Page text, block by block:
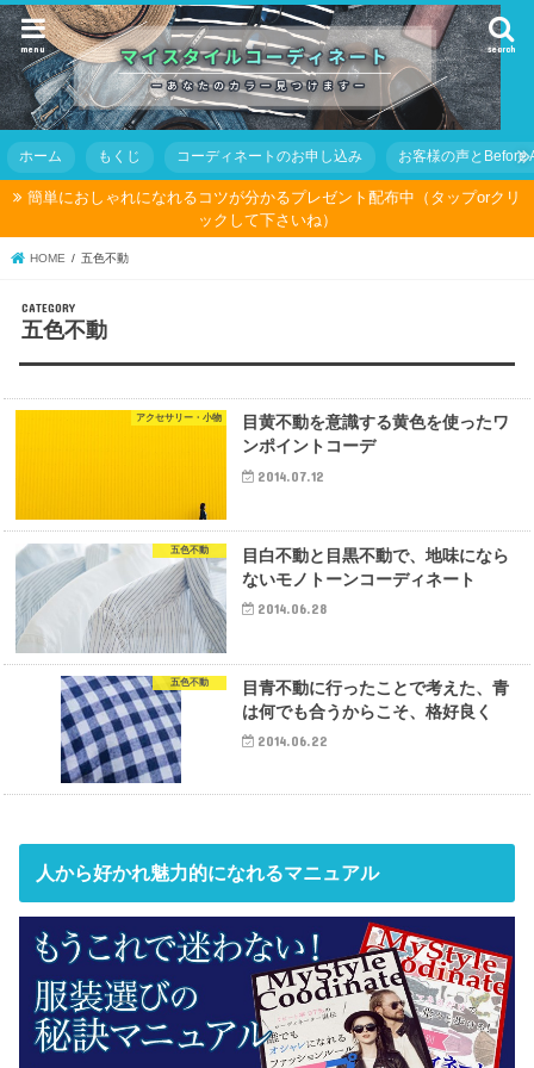
search
menu
ホーム もくじ コーディネートのお申し込み お客様の声とBefore
簡単におしゃれになれるコツが分かるプレゼント配布中（タップorクリ
ックして下さいね）
HOME 五色不動
五色不動
アクセサリー・小物
目黄不動を意識する黄色を使ったワ
ンポイントコーデ
2014.07.12
五色不動
目白不動と目黒不動で、地味になら
ないモノトーンコーディネート
2014.06.28
五色不動
目青不動に行ったことで考えた、青
は何でも合うからこそ、格好良く
2014.06.22
人から好かれ魅力的になれるマニュアル